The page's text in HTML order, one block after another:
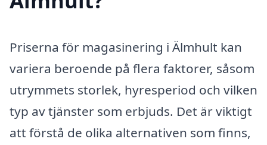
Priserna för magasinering i Älmhult kan
variera beroende på flera faktorer, såsom
utrymmets storlek, hyresperiod och vilken
typ av tjänster som erbjuds. Det är viktigt
att förstå de olika alternativen som finns,